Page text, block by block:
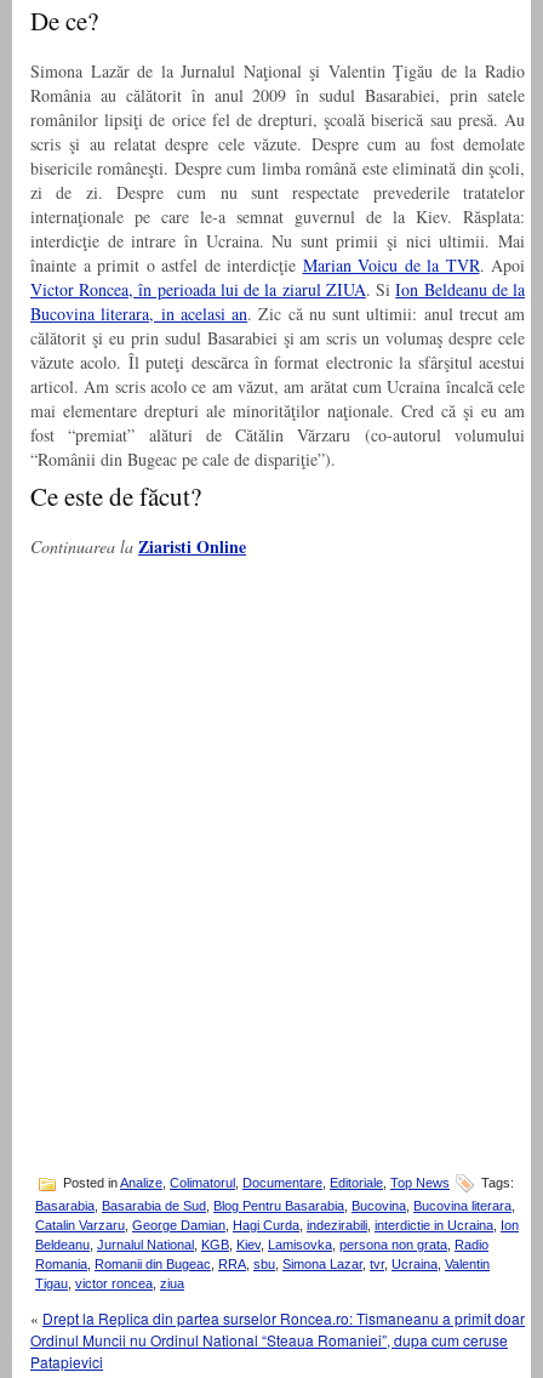
De ce?
Simona Lazăr de la Jurnalul Naţional şi Valentin Ţigău de la Radio
România au călătorit în anul 2009 în sudul Basarabiei, prin satele
românilor lipsiţi de orice fel de drepturi, şcoală biserică sau presă. Au
scris şi au relatat despre cele văzute. Despre cum au fost demolate
bisericile româneşti. Despre cum limba română este eliminată din şcoli,
zi de zi. Despre cum nu sunt respectate prevederile tratatelor
internaţionale pe care le-a semnat guvernul de la Kiev. Răsplata:
interdicţie de intrare în Ucraina. Nu sunt primii şi nici ultimii. Mai
înainte a primit o astfel de interdicţie Marian Voicu de la TVR. Apoi
Victor Roncea, în perioada lui de la ziarul ZIUA. SiIon Beldeanu de la
Bucovina literara, in acelasi an. Zic că nu sunt ultimii: anul trecut am
călătorit şi eu prin sudul Basarabiei şi am scris un volumaş despre cele
văzute acolo. Îl puteţi descărca în format electronic la sfârşitul acestui
articol. Am scris acolo ce am văzut, am arătat cum Ucraina încalcă cele
mai elementare drepturi ale minorităţilor naţionale. Cred că şi eu am
fost “premiat” alături de Cătălin Vărzaru (co-autorul volumului
“Românii din Bugeac pe cale de dispariţie”).
Ce este de făcut?
Continuarea la Ziaristi Online
Posted inAnalize Colimatorul Documentare Editoriale Top News
Tags:
Basarabia, Basarabia de Sud, Blog Pentru Basarabia, Bucovina, Bucovina literara,
Catalin Varzaru, George Damian, Hagi Curda, indezirabili, interdictie in Ucraina, Ion
Beldeanu, Jurnalul National , KGB, Kiev, Lamisovka, persona non grata, Radio
Romania, Romanii din Bugeac, RRA, sbu, Simona Lazar, tvr, Ucraina, Valentin
Tigau, victor roncea, ziua
« Drept la Replica din partea surselor Roncea.ro: Tismaneanu a primit doar
Ordinul Muncii nu Ordinul National “Steaua Romaniei”, dupa cum ceruse
Patapievici